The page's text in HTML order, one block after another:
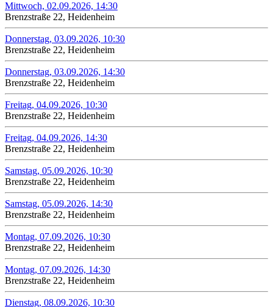
Mittwoch, 02.09.2026, 14:30
Brenzstraße 22, Heidenheim
Donnerstag, 03.09.2026, 10:30
Brenzstraße 22, Heidenheim
Donnerstag, 03.09.2026, 14:30
Brenzstraße 22, Heidenheim
Freitag, 04.09.2026, 10:30
Brenzstraße 22, Heidenheim
Freitag, 04.09.2026, 14:30
Brenzstraße 22, Heidenheim
Samstag, 05.09.2026, 10:30
Brenzstraße 22, Heidenheim
Samstag, 05.09.2026, 14:30
Brenzstraße 22, Heidenheim
Montag, 07.09.2026, 10:30
Brenzstraße 22, Heidenheim
Montag, 07.09.2026, 14:30
Brenzstraße 22, Heidenheim
Dienstag, 08.09.2026, 10:30